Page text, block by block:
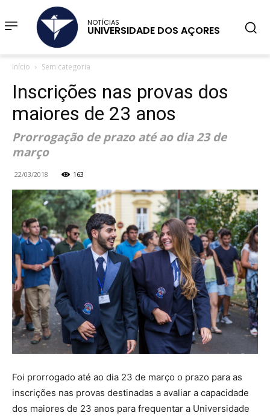
NOTÍCIAS
UNIVERSIDADE DOS AÇORES
Início Sem categoria
Inscrições nas provas dos
maiores de 23 anos
Prorrogação de prazo até ao dia 23 de
março
22/03/2018 163
Foi prorrogado até ao dia 23 de março o prazo para as
inscrições nas provas destinadas a avaliar a capacidade
dos maiores de 23 anos para frequentar a Universidade